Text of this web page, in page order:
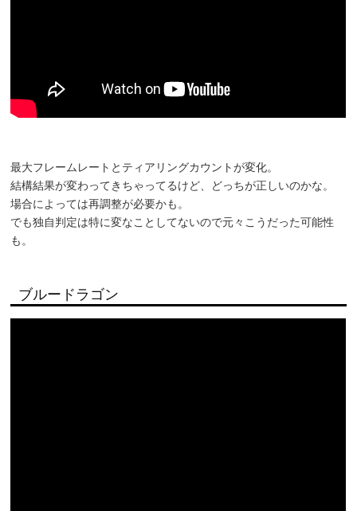
最大フレームレートとティアリングカウントが変化。
結構結果が変わってきちゃってるけど、どっちが正しいのかな。
場合によっては再調整が必要かも。
でも独自判定は特に変なことしてないので元々こうだった可能性
も。
ブルードラゴン